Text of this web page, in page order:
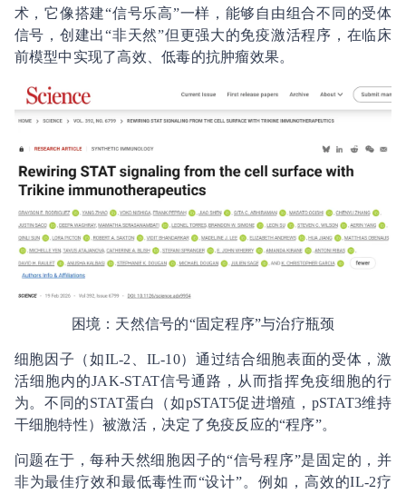
术，它像搭建“信号乐高”一样，能够自由组合不同的受体
信号，创建出“非天然”但更强大的免疫激活程序，在临床
前模型中实现了高效、低毒的抗肿瘤效果。
困境：天然信号的“固定程序”与治疗瓶颈
细胞因子（如IL-2、IL-10）通过结合细胞表面的受体，激
活细胞内的JAK-STAT信号通路，从而指挥免疫细胞的行
为。不同的STAT蛋白（如pSTAT5促进增殖，pSTAT3维持
干细胞特性）被激活，决定了免疫反应的“程序”。
问题在于，每种天然细胞因子的“信号程序”是固定的，并
非为最佳疗效和最低毒性而“设计”。例如，高效的IL-2疗